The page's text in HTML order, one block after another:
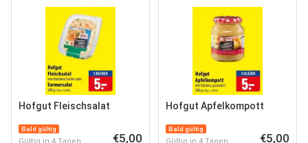
Hofgut Fleischsalat
Bald gültig
Gültig in 4 Tagen €5,00
Hofgut Apfelkompott
Bald gültig
Gültig in 4 Tagen €5,00